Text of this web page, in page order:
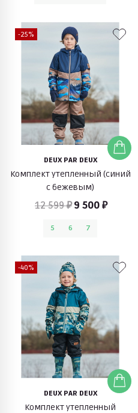
-25%
DEUX PAR DEUX
Комплект утепленный (синий
с бежевым)
12 599 ₽ 9 500 ₽
5 6 7
-40%
DEUX PAR DEUX
Комплект утепленный